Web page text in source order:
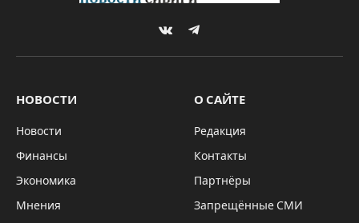
VKontakteTelegram
НОВОСТИ
Новости
Финансы
Экономика
Мнения
О САЙТЕ
Редакция
Контакты
Партнёры
Запрещённые СМИ